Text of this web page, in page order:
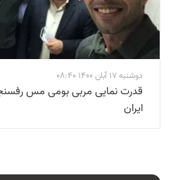
دوشنبه 17 آبان 1400 08:40
قدرت نمایی مربی بومی مس
ايران